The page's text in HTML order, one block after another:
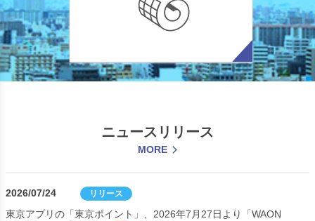
ニュースリリース
MORE
2026/07/24 リリース
東京アプリの「東京ポイント」、2026年7月27日より「WAON